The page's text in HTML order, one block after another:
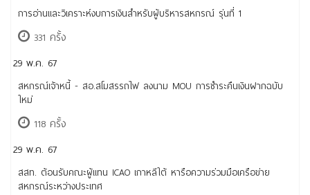
การอ่านและวิเคราะห์งบการเงินสำหรับผู้บริหารสหกรณ์ รุ่นที่ 1
331 ครั้ง
29 พ.ค. 67
สหกรณ์เจ้าหนี้ - สอ.สโมสรรถไฟ ลงนาม MOU การชำระคืนเงินฝากฉบับ
ใหม่
118 ครั้ง
29 พ.ค. 67
สสท. ต้อนรับคณะผู้แทน ICAO เกาหลีใต้ หารือความร่วมมือเครือข่าย
สหกรณ์ระหว่างประเทศ